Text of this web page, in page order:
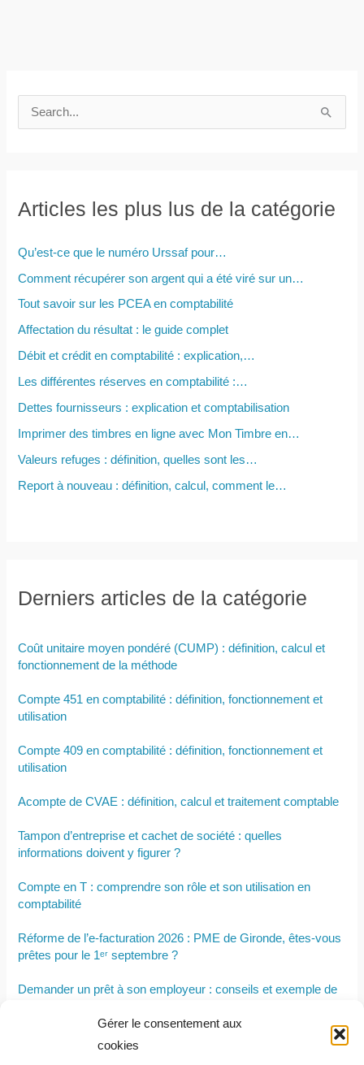
Gérer le consentement aux
cookies
e
e
c
:
Articles les plus lus de la catégorie
Qu’est-ce que le numéro Urssaf pour…
Comment récupérer son argent qui a été viré sur un…
Tout savoir sur les PCEA en comptabilité
Affectation du résultat : le guide complet
Débit et crédit en comptabilité : explication,…
Les différentes réserves en comptabilité :…
Dettes fournisseurs : explication et comptabilisation
Imprimer des timbres en ligne avec Mon Timbre en…
Valeurs refuges : définition, quelles sont les…
Report à nouveau : définition, calcul, comment le…
Derniers articles de la catégorie
Coût unitaire moyen pondéré (CUMP) : définition, calcul et
fonctionnement de la méthode
Compte 451 en comptabilité : définition, fonctionnement et
utilisation
Compte 409 en comptabilité : définition, fonctionnement et
utilisation
Acompte de CVAE : définition, calcul et traitement comptable
Tampon d’entreprise et cachet de société : quelles
informations doivent y figurer ?
Compte en T : comprendre son rôle et son utilisation en
comptabilité
Réforme de l’e-facturation 2026 : PME de Gironde, êtes-vous
prêtes pour le 1ᵉʳ septembre ?
Demander un prêt à son employeur : conseils et exemple de
Quand l’analyse d’impact RGPD est-elle obligatoire ?